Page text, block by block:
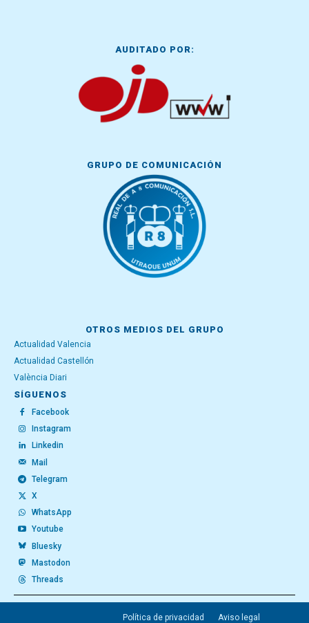
AUDITADO POR:
GRUPO DE COMUNICACIÓN
OTROS MEDIOS DEL GRUPO
Actualidad Valencia
Actualidad Castellón
València Diari
SÍGUENOS
Facebook
Instagram
Linkedin
Mail
Telegram
X
WhatsApp
Youtube
Bluesky
Mastodon
Threads
Política de privacidad Aviso legal